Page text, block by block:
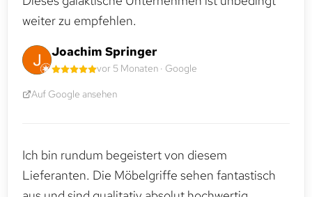
weiter zu empfehlen.
Joachim Springer
vor 5 Monaten · Google
Auf Google ansehen
Ich bin rundum begeistert von diesem
Lieferanten. Die Möbelgriffe sehen fantastisch